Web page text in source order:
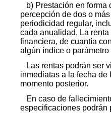
b) Prestación en forma
percepción de dos o
periodicidad regular,
cada anualidad. La
financiera, de cuantía
algún índice o
Las rentas podrán ser
inmediatas a la fecha
momento posterior.
En caso de
especificaciones podrán